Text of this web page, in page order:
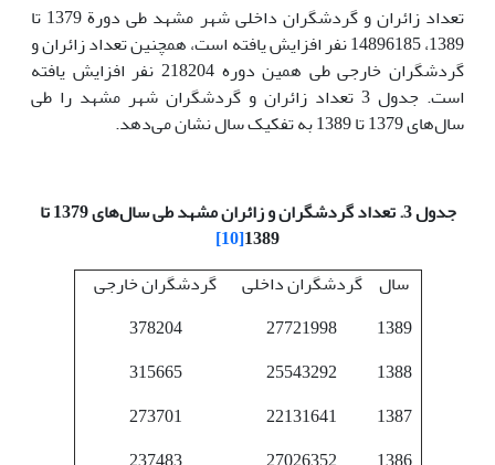
تعداد زائران و گردشگران داخلی شهر مشهد طی دورة 1379 تا
1389، 14896185 نفر افزایش یافته است، همچنین تعداد زائران و
گردشگران خارجی طی همین دوره 218204 نفر افزایش یافته
است. جدول 3 تعداد زائران و گردشگران شهر مشهد را طی
سال‌های 1379 تا 1389 به تفکیک سال نشان می‌دهد.
جدول 3. تعداد گردشگران و زائران مشهد طی سال‌های 1379 تا
1389
[10]
سال گردشگران داخلی
گردشگران خارجی
1389
27721998
378204
1388
25543292
315665
1387
22131641
273701